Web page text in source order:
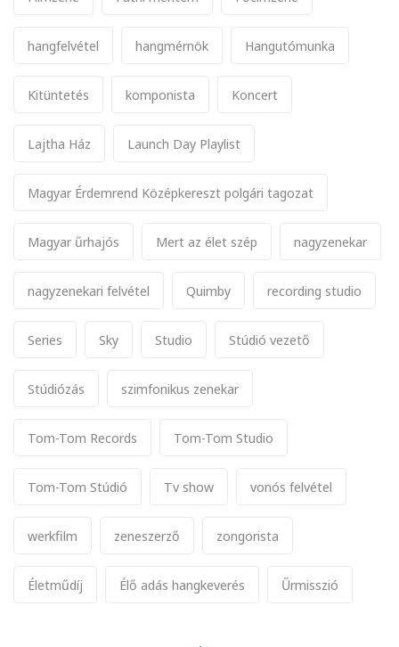
hangfelvétel hangmérnök Hangutómunka
Kitüntetés komponista Koncert
Lajtha Ház Launch Day Playlist
Magyar Érdemrend Középkereszt polgári tagozat
Magyar űrhajós Mert az élet szép nagyzenekar
nagyzenekari felvétel Quimby recording studio
Series Sky Studio Stúdió vezető
Stúdiózás szimfonikus zenekar
Tom-Tom Records Tom-Tom Studio
Tom-Tom Stúdió Tv show vonós felvétel
werkfilm zeneszerző zongorista
Életműdíj Élő adás hangkeverés Űrmisszió